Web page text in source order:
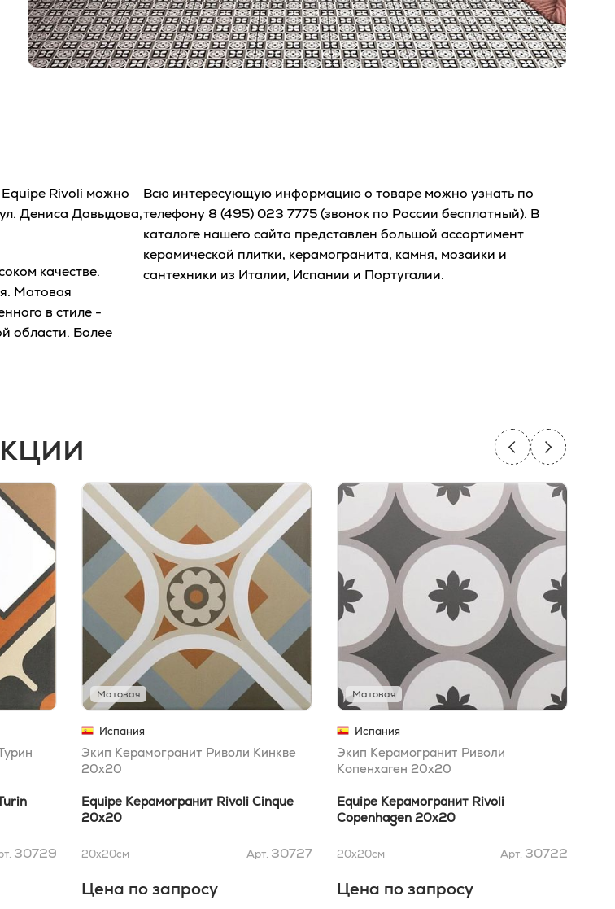
Rivoli можно
Дениса Давыдова,
качестве.
Матовая
в стиле -
области. Более
Всю интересующую информацию о товаре можно узнать по
телефону 8 (495) 023 7775(звонок по России бесплатный). В
каталоге нашего сайта представлен большой ассортимент
керамической плитки, керамогранита, камня, мозаики и
сантехники из Италии, Испании и Португалии.
30729
Матовая
Испания
Экип Керамогранит Риволи Кинкве
20x20
Equipe Керамогранит Rivoli Cinque
20x20
20x20см Арт. 30727
Цена по запросу
Матовая
Испания
Экип Керамогранит Риволи
Копенхаген 20x20
Equipe Керамогранит Rivoli
Copenhagen 20x20
20x20см Арт. 30722
Цена по запросу